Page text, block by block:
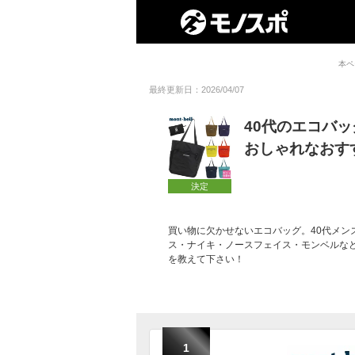
本
最終更新日：2026/04/07
決定
40代のエコバ
おしゃれなおす
買い物に欠かせないエコバッグ。40代メ
ス・ナイキ・ノースフェイス・モンベル
を教えて下さい！
1